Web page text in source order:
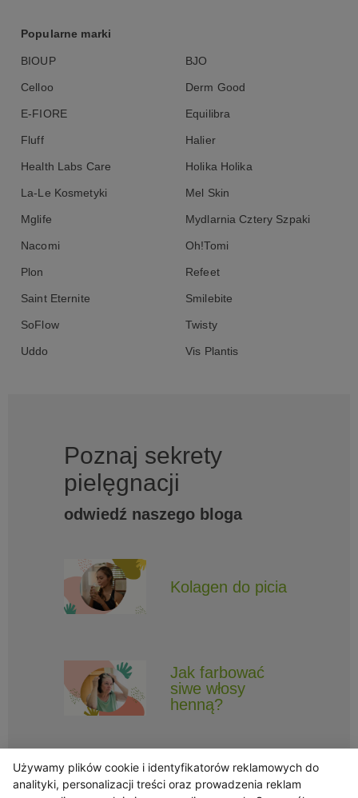
Popularne marki
BIOUP BJO
Celloo Derm Good
E-FIORE Equilibra
Fluff Halier
Health Labs Care Holika Holika
La-Le Kosmetyki Mel Skin
Mglife Mydlarnia Cztery Szpaki
Nacomi Oh!Tomi
Plon Refeet
Saint Eternite Smilebite
SoFlow Twisty
Uddo Vis Plantis
Poznaj sekrety
pielęgnacji
odwiedź naszego bloga
Kolagen do picia
Jak farbować
siwe włosy
henną?
Używamy plików cookie i identyfikatorów reklamowych do
analityki, personalizacji treści oraz prowadzenia reklam